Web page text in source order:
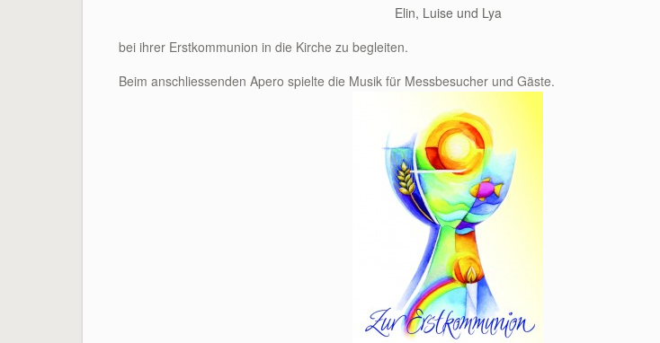
Elin, Luise und Lya
bei ihrer Erstkommunion in die Kirche zu begleiten.
Beim anschliessenden Apero spielte die Musik für Messbesucher und Gäste.